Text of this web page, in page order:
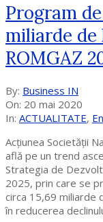
Program
miliarde
ROMGAZ
2020-
05-
20
By: Business IN
On: 20 mai 2020
In: ACTUALITATE,
Acțiunea Societății
află pe un trend
Strategia de
2025, prin care se
circa 15,69 miliarde
în reducerea